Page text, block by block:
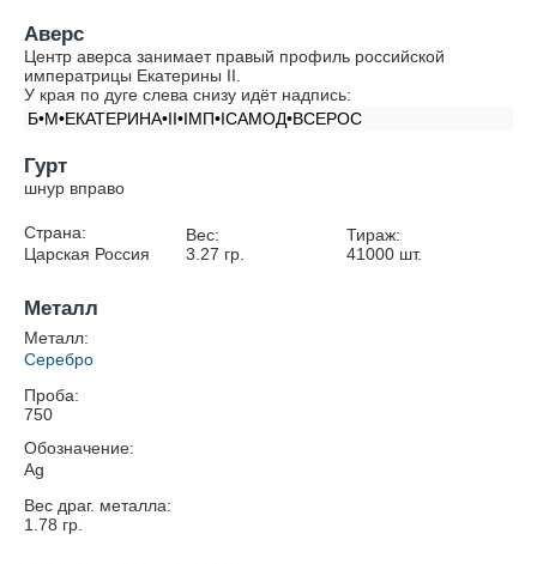
Аверс
Центр аверса занимает правый профиль российской
императрицы Екатерины II.
У края по дуге слева снизу идёт надпись:
Б•М•ЕКАТЕРИНА•II•IМП•IСАМОД•ВСЕРОС
Гурт
шнур вправо
Страна:
Царская Россия
Вес:
3.27 гр.
Тираж:
41000 шт.
Металл
Металл:
Серебро
Проба:
750
Обозначение:
Ag
Вес драг. металла:
1.78 гр.